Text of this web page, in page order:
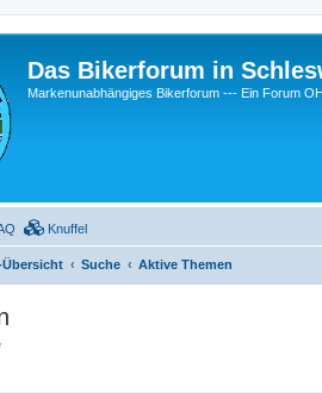
Das Bikerforum in
Markenunabhängiges Bikerforum --- Ein Forum
Knuffel
Übersicht Suche Aktive Themen